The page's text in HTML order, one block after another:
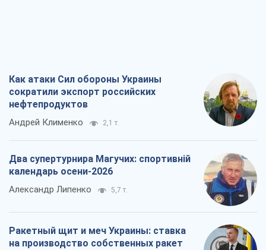
Как атаки Сил обороны Украины
сократили экспорт российских
нефтепродуктов
Андрей Клименко 2,1 т.
Два супертурнира Магучих: спортивній
календарь осени-2026
Александр Липенко 5,7 т.
Ракетный щит и меч Украины: ставка
на производство собственных ракет